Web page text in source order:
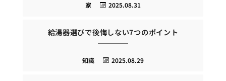
2025.08.31
家
給湯器選びで後悔しない7つのポイント
2025.08.29
知識